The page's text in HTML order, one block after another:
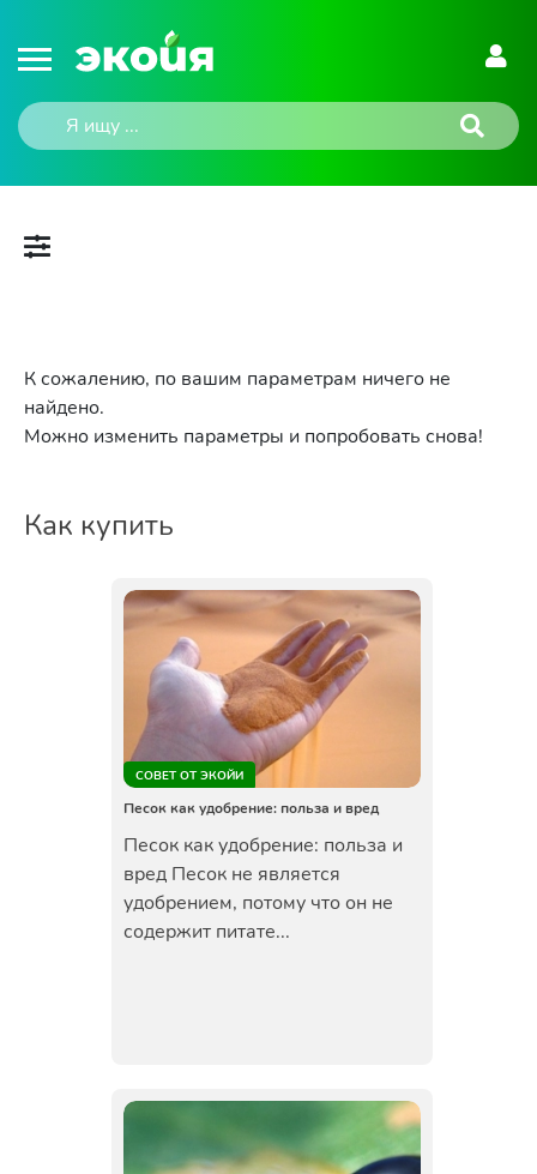
К сожалению, по вашим параметрам ничего не
найдено.
Можно изменить параметры и попробовать снова!
Как купить
СОВЕТ ОТ ЭКОЙИ
Песок как удобрение: польза и вред
Песок как удобрение: польза и
вред Песок не является
удобрением, потому что он не
содержит питате...